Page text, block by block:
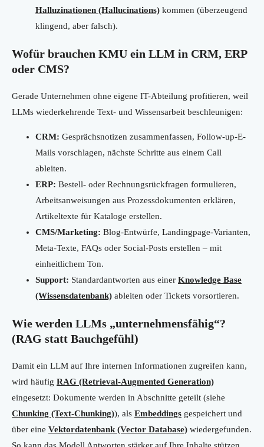
Halluzinationen (Hallucinations) kommen (überzeugend
klingend, aber falsch).
Wofür brauchen KMU ein LLM in CRM, ERP
oder CMS?
Gerade Unternehmen ohne eigene IT-Abteilung profitieren, weil
LLMs wiederkehrende Text- und Wissensarbeit beschleunigen:
CRM: Gesprächsnotizen zusammenfassen, Follow-up-E-
Mails vorschlagen, nächste Schritte aus einem Call
ableiten.
ERP: Bestell- oder Rechnungsrückfragen formulieren,
Arbeitsanweisungen aus Prozessdokumenten erklären,
Artikeltexte für Kataloge erstellen.
CMS/Marketing: Blog-Entwürfe, Landingpage-Varianten,
Meta-Texte, FAQs oder Social-Posts erstellen – mit
einheitlichem Ton.
Support: Standardantworten aus einer Knowledge Base
(Wissensdatenbank) ableiten oder Tickets vorsortieren.
Wie werden LLMs „unternehmensfähig“?
(RAG statt Bauchgefühl)
Damit ein LLM auf Ihre internen Informationen zugreifen kann,
wird häufig RAG (Retrieval-Augmented Generation)
eingesetzt: Dokumente werden in Abschnitte geteilt (siehe
Chunking (Text-Chunking)), als Embeddings gespeichert und
über eine Vektordatenbank (Vector Database) wiedergefunden.